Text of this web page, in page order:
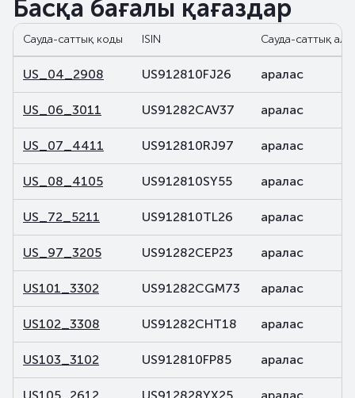
Басқа бағалы қағаздар
Сауда-саттық коды ISIN Сауда-саттық
US_04_2908 US912810FJ26 аралас
US_06_3011 US91282CAV37 аралас
US_07_4411 US912810RJ97 аралас
US_08_4105 US912810SY55 аралас
US_72_5211 US912810TL26 аралас
US_97_3205 US91282CEP23 аралас
US101_3302 US91282CGM73 аралас
US102_3308 US91282CHT18 аралас
US103_3102 US912810FP85 аралас